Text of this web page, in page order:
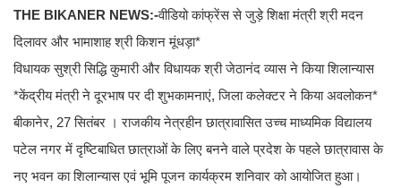
THE BIKANER NEWS:-वीडियो कांफ्रेंस से जुड़े शिक्षा मंत्री श्री मदन
दिलावर और भामाशाह श्री किशन मूंधड़ा*
विधायक सुश्री सिद्धि कुमारी और विधायक श्री जेठानंद व्यास ने किया शिलान्यास
*केंद्रीय मंत्री ने दूरभाष पर दी शुभकामनाएं, जिला कलेक्टर ने किया अवलोकन*
बीकानेर, 27 सितंबर । राजकीय नेत्रहीन छात्रावासित उच्च माध्यमिक विद्यालय
पटेल नगर में दृष्टिबाधित छात्राओं के लिए बनने वाले प्रदेश के पहले छात्रावास के
नए भवन का शिलान्यास एवं भूमि पूजन कार्यक्रम शनिवार को आयोजित हुआ।